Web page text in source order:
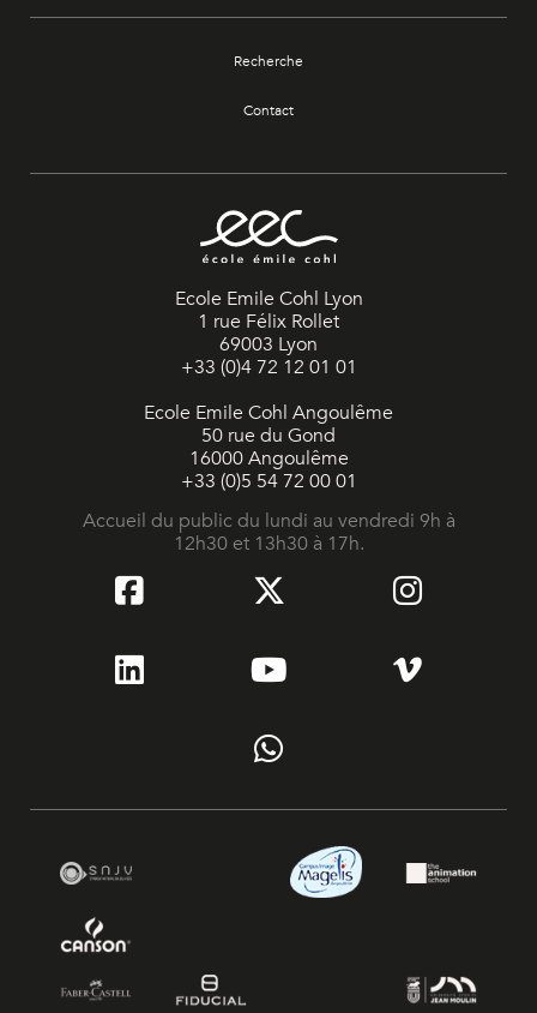
Recherche
Contact
Ecole Emile Cohl Lyon
1 rue Félix Rollet
69003 Lyon
+33 (0)4 72 12 01 01
Ecole Emile Cohl Angoulême
50 rue du Gond
16000 Angoulême
+33 (0)5 54 72 00 01
Accueil du public du lundi au vendredi 9h à
12h30 et 13h30 à 17h.